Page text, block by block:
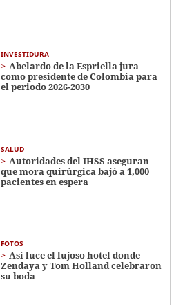
INVESTIDURA
Abelardo de la Espriella jura
como presidente de Colombia para
el periodo 2026-2030
SALUD
Autoridades del IHSS aseguran
que mora quirúrgica bajó a 1,000
pacientes en espera
FOTOS
Así luce el lujoso hotel donde
Zendaya y Tom Holland celebraron
su boda